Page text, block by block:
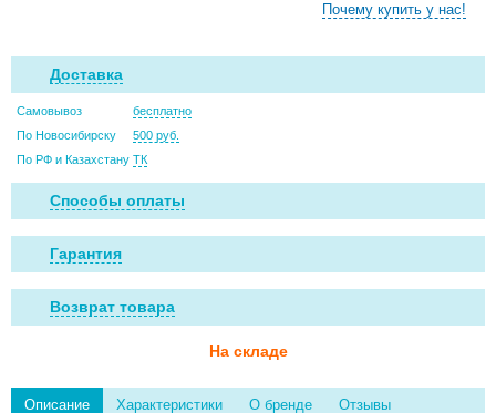
Почему купить у нас!
Доставка
Самовывоз
бесплатно
По Новосибирску
500 руб.
По РФ и Казахстану ТК
Способы оплаты
Гарантия
Возврат товара
На складе
Описание Характеристики О бренде Отзывы